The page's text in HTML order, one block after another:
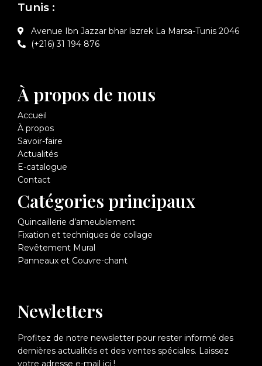
Tunis :
Avenue Ibn Jazzar bhar lazrek La Marsa-Tunis 2046
(+216) 31 194 876
À propos de nous
Accueil
À propos
Savoir-faire
Actualités
E-catalogue
Contact
Catégories principaux
Quincaillerie d’ameublement
Fixation et techniques de collage
Revêtement Mural
Panneaux et Couvre-chant
Newletters
Profitez de notre newsletter pour rester informé des
dernières actualités et des ventes spéciales. Laissez
votre adresse e-mail ici !